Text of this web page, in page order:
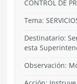
CONTROL DE
Tema:
Destinatario:
esta
Observación: